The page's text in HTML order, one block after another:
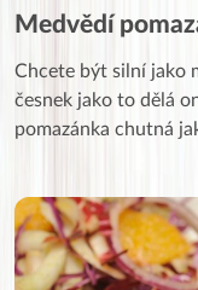
Medvědí
Chcete být silní jako
česnek jako to dělá
pomazánka chutná